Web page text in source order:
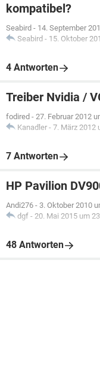
kompatibel?
Seabird - 14. September
Seabird - 15. Oktober
4 Antworten
Treiber Nvidia /
fodired - 27. Februar 2012
Kanadler - 7. März 2012
7 Antworten
HP Pavilion
Andi276 - 3. Oktober 2010
dgf - 20. Mai 2015 um
48 Antworten